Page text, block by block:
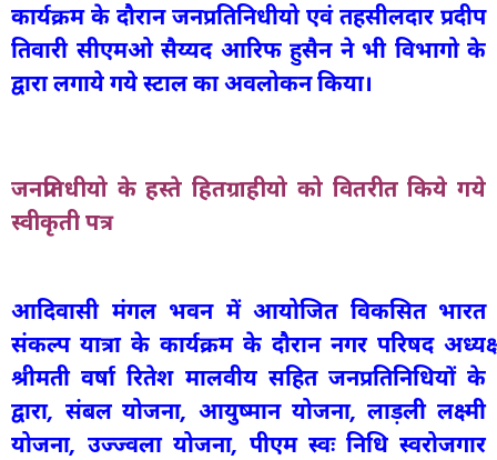
कार्यक्रम के दौरान जनप्रतिनिधीयो एवं तहसीलदार प्रदीप
तिवारी सीएमओ सैय्यद आरिफ हुसैन ने भी विभागो के
द्वारा लगाये गये स्टाल का अवलोकन किया।
जनप्रतिधीयो के हस्ते हितग्राहीयो को वितरीत किये गये
स्वीकृती पत्र
आदिवासी मंगल भवन में आयोजित विकसित भारत
संकल्प यात्रा के कार्यक्रम के दौरान नगर परिषद अध्यक्ष
श्रीमती वर्षा रितेश मालवीय सहित जनप्रतिनिधियों के
द्वारा, संबल योजना, आयुष्मान योजना, लाड़ली लक्ष्मी
योजना, उज्ज्वला योजना, पीएम स्वः निधि स्वरोजगार